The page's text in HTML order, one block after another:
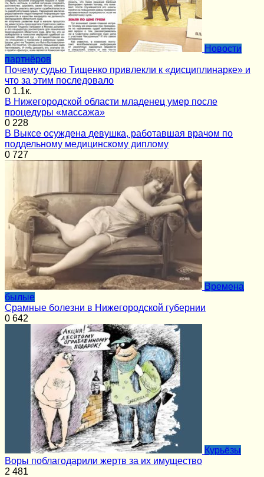
Новости
партнёров
Почему судью Тищенко привлекли к «дисциплинарке» и
что за этим последовало
0 1.1к.
В Нижегородской области младенец умер после
процедуры «массажа»
0 228
В Выксе осуждена девушка, работавшая врачом по
поддельному медицинскому диплому
0 727
Времена
былые
Срамные болезни в Нижегородской губернии
0 642
Курьёзы
Воры поблагодарили жертв за их имущество
2 481